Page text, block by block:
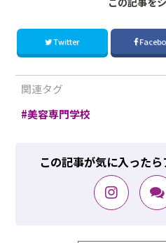
Twitter
関連タグ
美容専門学校
この記事が気に入った